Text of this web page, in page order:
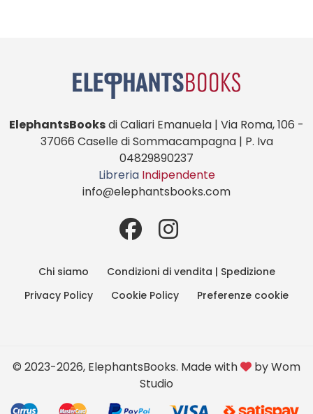
ElephantsBooksdi Caliari Emanuela | Via Roma, 106 -
37066 Caselle di Sommacampagna | P. Iva
04829890237
Libreria Indipendente
info@elephantsbooks.com
Chi siamo
Condizioni di vendita | Spedizione
Privacy Policy
Cookie Policy Preferenze cookie
© 2023-2026, ElephantsBooks. Made with byWom
Studio